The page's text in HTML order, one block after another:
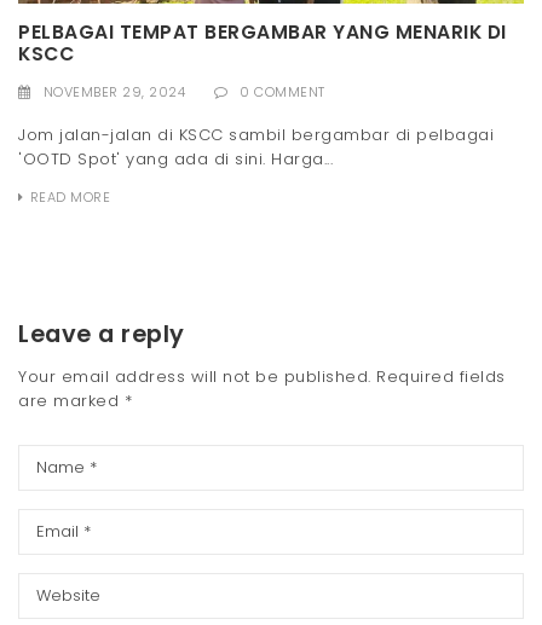
PELBAGAI TEMPAT BERGAMBAR YANG MENARIK DI
KSCC
NOVEMBER 29, 2024 0 COMMENT
Jom jalan-jalan di KSCC sambil bergambar di pelbagai
'OOTD Spot' yang ada di sini. Harga...
READ MORE
Leave a reply
Your email address will not be published. Required fields
are marked *